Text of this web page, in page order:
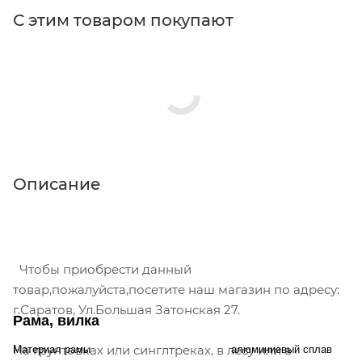
С этим товаром покупают
Описание
Чтобы приобрести данный
товар,пожалуйста,посетите наш магазин по адресу:
г.Саратов, Ул.Большая Затонская 27.
На грунтовках или синглтреках, в лесу или в
Рама, вилка
Материал рамы алюминиевый сплав